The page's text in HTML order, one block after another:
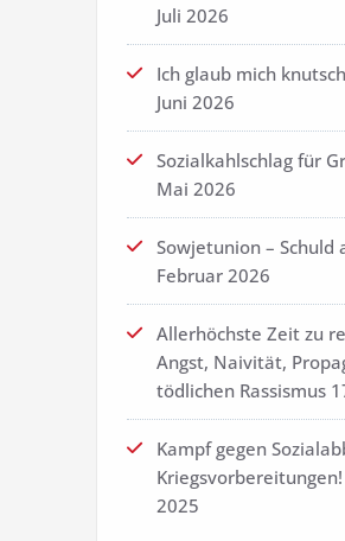
Juli 2026
Ich glaub mich
Juni 2026
Sozialkahlschlag für
Mai 2026
Sowjetunion – Schuld
Februar 2026
Allerhöchste Zeit zu
Angst, Naivität,
tödlichen Rassismus
Kampf gegen
Kriegsvorbereitungen!
2025